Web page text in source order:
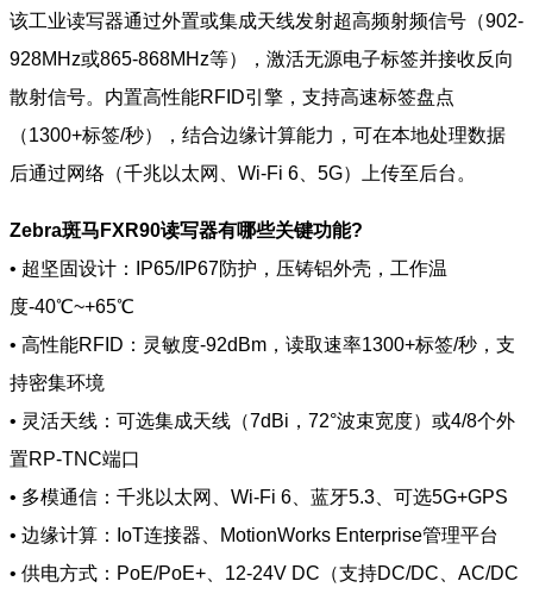
该工业读写器通过外置或集成天线发射超高频射频信号（902-
928MHz或865-868MHz等），激活无源电子标签并接收反向
散射信号。内置高性能RFID引擎，支持高速标签盘点
（1300+标签/秒），结合边缘计算能力，可在本地处理数据
后通过网络（千兆以太网、Wi-Fi 6、5G）上传至后台。
Zebra斑马FXR90读写器有哪些关键功能?
• 超坚固设计：IP65/IP67防护，压铸铝外壳，工作温
度-40℃~+65℃
• 高性能RFID：灵敏度-92dBm，读取速率1300+标签/秒，支
持密集环境
• 灵活天线：可选集成天线（7dBi，72°波束宽度）或4/8个外
置RP-TNC端口
• 多模通信：千兆以太网、Wi-Fi 6、蓝牙5.3、可选5G+GPS
• 边缘计算：IoT连接器、MotionWorks Enterprise管理平台
• 供电方式：PoE/PoE+、12-24V DC（支持DC/DC、AC/DC